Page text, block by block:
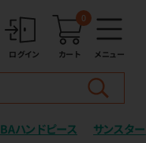
ログイン カート
0
メニュー
BAハンドピース サンスター